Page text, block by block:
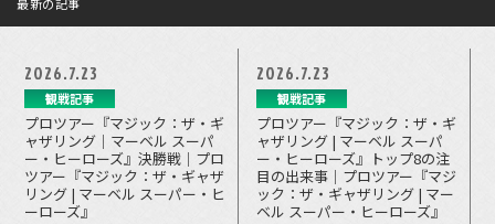
最新の記事
2026.7.23
観戦記事
プロツアー『マジック：ザ・ギ
ャザリング｜マーベル スーパ
ー・ヒーローズ』決勝戦｜プロ
ツアー『マジック：ザ・ギャザ
リング | マーベル スーパー・ヒ
ーローズ』
2026.7.23
観戦記事
プロツアー『マジック：ザ・ギ
ャザリング | マーベル スーパ
ー・ヒーローズ』トップ8の注
目の出来事｜プロツアー『マジ
ック：ザ・ギャザリング | マー
ベル スーパー・ヒーローズ』